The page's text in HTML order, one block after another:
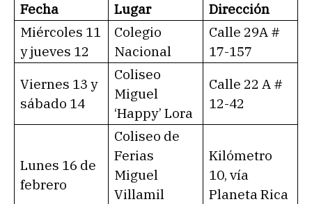
Fecha Lugar
Dirección
Miércoles 11
y jueves 12
Colegio
Nacional
Calle 29A #
17-157
Viernes 13 y
sábado 14
Coliseo
Miguel
‘Happy’ Lora
Calle 22 A #
12-42
Lunes 16 de
febrero
Coliseo de
Ferias
Miguel
Villamil
Kilómetro
10, vía
Planeta Rica